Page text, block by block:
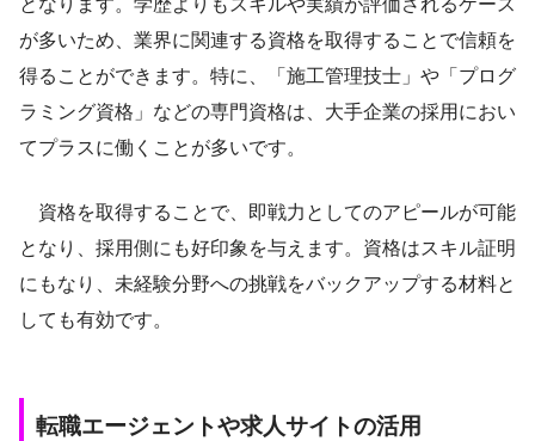
となります。学歴よりもスキルや実績が評価されるケース
が多いため、業界に関連する資格を取得することで信頼を
得ることができます。特に、「施工管理技士」や「プログ
ラミング資格」などの専門資格は、大手企業の採用におい
てプラスに働くことが多いです。
資格を取得することで、即戦力としてのアピールが可能
となり、採用側にも好印象を与えます。資格はスキル証明
にもなり、未経験分野への挑戦をバックアップする材料と
しても有効です。
転職エージェントや求人サイトの活用